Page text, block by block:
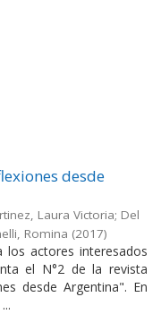
desde
Laura Victoria; Del
Romina (2017)
actores interesados
el N°2 de la revista
desde Argentina". En